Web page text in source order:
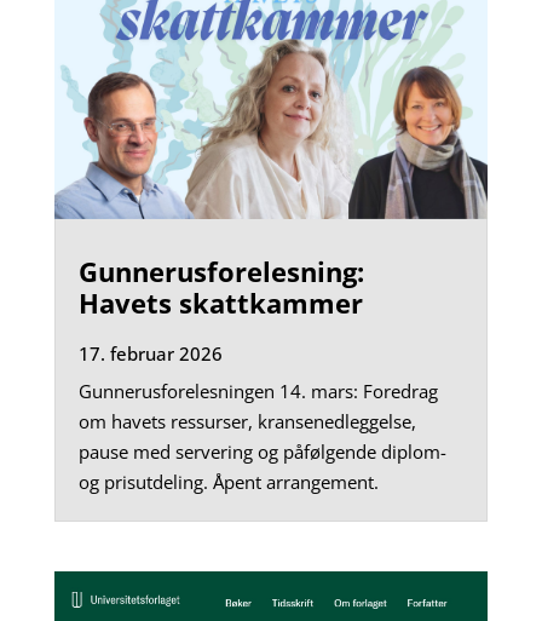
Gunnerusforelesning:
Havets skattkammer
17. februar 2026
Gunnerusforelesningen 14. mars: Foredrag
om havets ressurser, kransenedleggelse,
pause med servering og påfølgende diplom-
og prisutdeling. Åpent arrangement.